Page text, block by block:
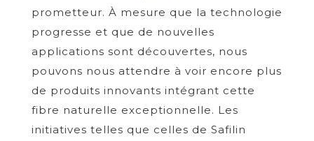
prometteur. À mesure que la technologie
progresse et que de nouvelles
applications sont découvertes, nous
pouvons nous attendre à voir encore plus
de produits innovants intégrant cette
fibre naturelle exceptionnelle. Les
initiatives telles que celles de Safilin